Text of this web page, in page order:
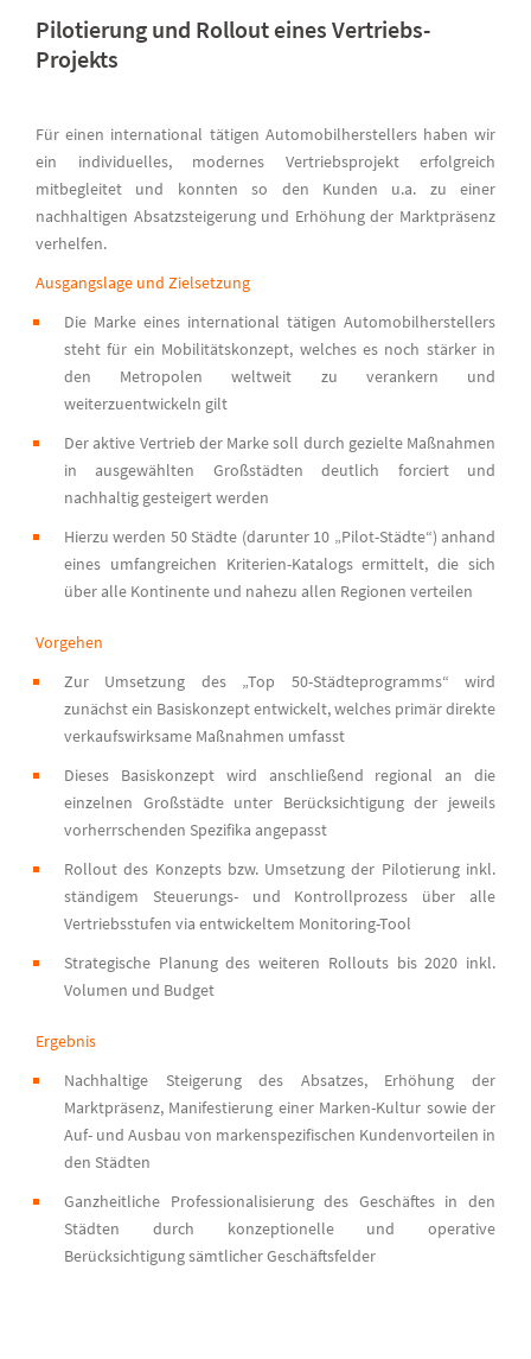
Pilotierung und Rollout eines Vertriebs-
Projekts
Für einen international tätigen Automobilherstellers haben wir
ein individuelles, modernes Vertriebsprojekt erfolgreich
mitbegleitet und konnten so den Kunden u.a. zu einer
nachhaltigen Absatzsteigerung und Erhöhung der Marktpräsenz
verhelfen.
Ausgangslage und Zielsetzung
Die Marke eines international tätigen Automobilherstellers
steht für ein Mobilitätskonzept, welches es noch stärker in
den Metropolen weltweit zu verankern und
weiterzuentwickeln gilt
Der aktive Vertrieb der Marke soll durch gezielte Maßnahmen
in ausgewählten Großstädten deutlich forciert und
nachhaltig gesteigert werden
Hierzu werden 50 Städte (darunter 10 „Pilot-Städte“) anhand
eines umfangreichen Kriterien-Katalogs ermittelt, die sich
über alle Kontinente und nahezu allen Regionen verteilen
Vorgehen
Zur Umsetzung des „Top 50-Städteprogramms“ wird
zunächst ein Basiskonzept entwickelt, welches primär direkte
verkaufswirksame Maßnahmen umfasst
Dieses Basiskonzept wird anschließend regional an die
einzelnen Großstädte unter Berücksichtigung der jeweils
vorherrschenden Spezifika angepasst
Rollout des Konzepts bzw. Umsetzung der Pilotierung inkl.
ständigem Steuerungs- und Kontrollprozess über alle
Vertriebsstufen via entwickeltem Monitoring-Tool
Strategische Planung des weiteren Rollouts bis 2020 inkl.
Volumen und Budget
Ergebnis
Nachhaltige Steigerung des Absatzes, Erhöhung der
Marktpräsenz, Manifestierung einer Marken-Kultur sowie der
Auf- und Ausbau von markenspezifischen Kundenvorteilen in
den Städten
Ganzheitliche Professionalisierung des Geschäftes in den
Städten durch konzeptionelle und operative
Berücksichtigung sämtlicher Geschäftsfelder